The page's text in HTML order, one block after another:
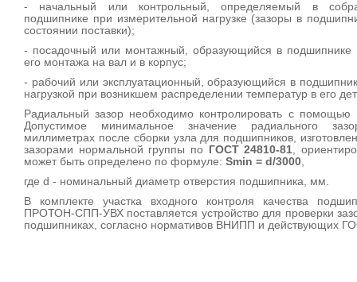
- начальный или контрольный, определяемый в
подшипнике при измерительной нагрузке (зазоры в
состоянии поставки);
- посадочный или монтажный, образующийся в подшипнике
его монтажа на вал и в корпус;
- рабочий или эксплуатационный, образующийся в
нагрузкой при возникшем распределении температур в его
Радиальный зазор необходимо контролировать с помощью
Допустимое минимальное значение радиального
миллиметрах после сборки узла для подшипников,
зазорами нормальной группы по
ГОСТ 24810-81,
может быть определено по формуле: Smin = d/3000,
где d - номинальный диаметр отверстия подшипника, мм.
В комплекте участка входного контроля качества
ПРОТОН-СПП-УВХ поставляется устройство для проверки
подшипниках, согласно нормативов ВНИПП и действующих